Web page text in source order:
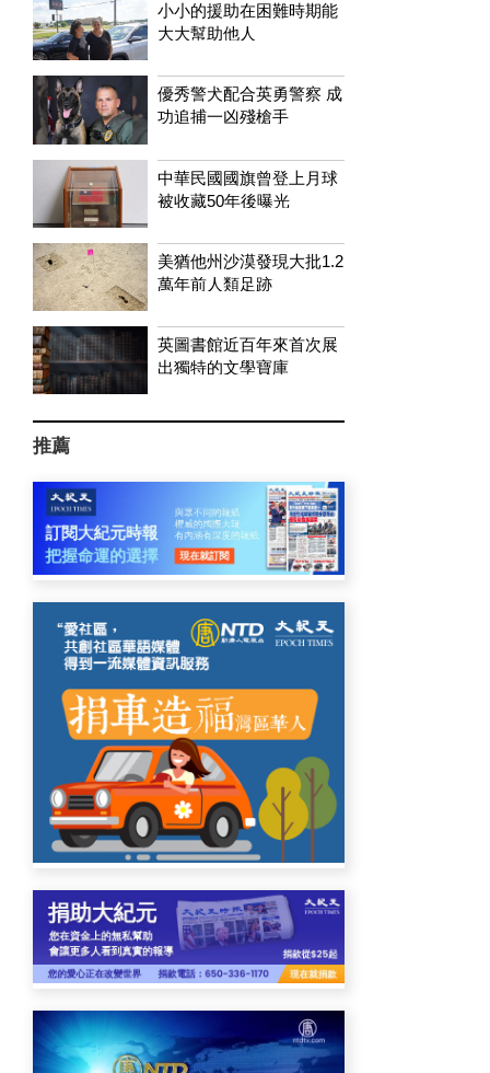
小小的援助在困難時期能
大大幫助他人
優秀警犬配合英勇警察 成
功追捕一凶殘槍手
中華民國國旗曾登上月球
被收藏50年後曝光
美猶他州沙漠發現大批1.2
萬年前人類足跡
英圖書館近百年來首次展
出獨特的文學寶庫
推薦